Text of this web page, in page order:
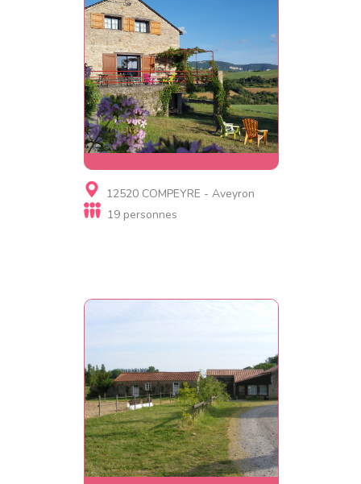
Gite
Gîte de Cabrières
12520 COMPEYRE - Aveyron
19 personnes